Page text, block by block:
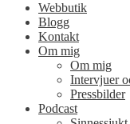
Webbutik
Blogg
Kontakt
Om mig
Om mig
Intervjuer
Pressbilder
Podcast